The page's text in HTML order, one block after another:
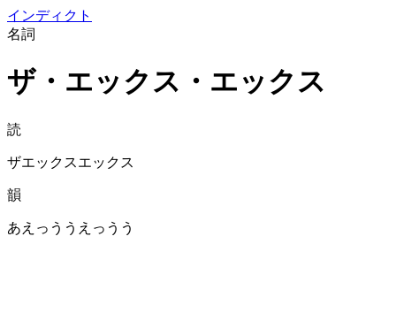
インディクト
名詞
ザ・エックス・エックス
読
ザエックスエックス
韻
あえっううえっうう